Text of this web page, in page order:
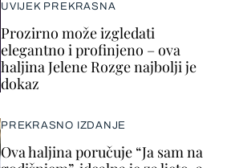
UVIJEK PREKRASNA
Prozirno može izgledati
elegantno i profinjeno – ova
haljina Jelene Rozge najbolji je
dokaz
PREKRASNO IZDANJE
Ova haljina poručuje “Ja sam na